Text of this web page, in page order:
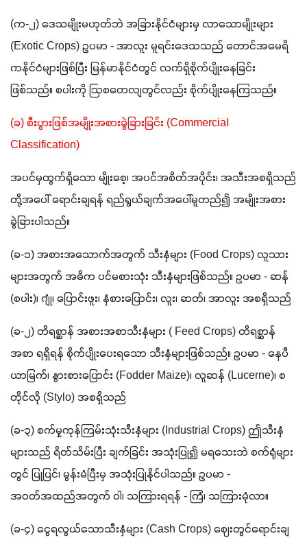
(က-၂) ဒေသမျိုးမဟုတ်ဘဲ အခြားနိုင်ငံများမှ လာသောမျိုးများ
(Exotic Crops) ဥပမာ - အာလူး မူရင်းဒေသသည် တောင်အမေရိ
ကနိုင်ငံများဖြစ်ပြီး မြန်မာနိုင်ငံတွင် လက်ရှိစိုက်ပျိုးနေခြင်း
ဖြစ်သည်။ စပါးကို ဩစတေလျတွင်လည်း စိုက်ပျိုးနေကြသည်။
(ခ) စီးပွားဖြစ်အမျိုးအစားခွဲခြားခြင်း (Commercial
Classification)
အပင်မှထွက်ရှိသော မျိုးစေ့၊ အပင်အစိတ်အပိုင်း၊ အသီးအစရှိသည်
တို့အပေါ် ရောင်းချရန် ရည်ရွယ်ချက်အပေါ်မူတည်၍ အမျိုးအစား
ခွဲခြားပါသည်။
(ခ-၁) အစားအသောက်အတွက် သီးနှံများ (Food Crops) လူသား
များအတွက် အဓိက ပင်မစားသုံး သီးနှံများဖြစ်သည်။ ဥပမာ - ဆန်
(စပါး)၊ ဂျုံ၊ ပြောင်းဖူး၊ နှံစားပြောင်း၊ လူး၊ ဆတ်၊ အာလူး အစရှိသည်
(ခ-၂) တိရစ္ဆာန် အစားအစာသီးနှံများ ( Feed Crops) တိရစ္ဆာန်
အစာ ရရှိရန် စိုက်ပျိုးပေးရသော သီးနှံများဖြစ်သည်။ ဥပမာ - နေပီ
ယာမြက်၊ နွားစားပြောင်း (Fodder Maize)၊ လူဆန် (Lucerne)၊ စ
တိုင်လို (Stylo) အစရှိသည်
(ခ-၃) စက်မှုကုန်ကြမ်းသုံးသီးနှံများ (Industrial Crops) ဤသီးနှံ
များသည် ရိတ်သိမ်းပြီး ချက်ခြင်း အသုံးပြု၍ မရသေးဘဲ စက်ရုံများ
တွင် ပြုပြင်၊ မွန်းမံပြီးမှ အသုံးပြုနိုင်ပါသည်။ ဥပမာ -
အဝတ်အထည်အတွက် ဝါ၊ သကြားရရန် - ကြံ၊ သကြားမုံလာ။
(ခ-၄) ငွေရလွယ်သောသီးနှံများ (Cash Crops) ဈေးတွင်ရောင်းချ